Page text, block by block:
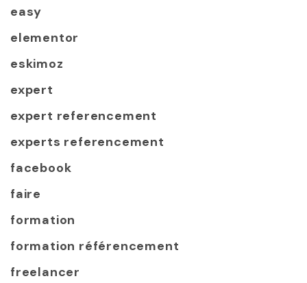
easy
elementor
eskimoz
expert
expert referencement
experts referencement
facebook
faire
formation
formation référencement
freelancer